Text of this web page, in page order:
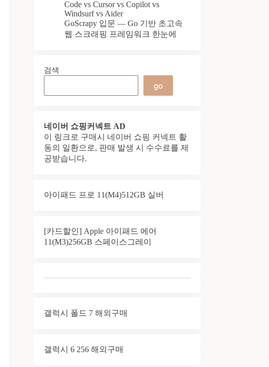
Code vs Cursor vs Copilot vs
Windsurf vs Aider
GoScrapy 입문 — Go 기반 초고속
웹 스크래핑 프레임워크 한눈에
검색
go
네이버 쇼핑커넥트 AD
이 링크로 구매시 네이버 쇼핑 커넥트 활
동의 일환으로, 판매 발생 시 수수료를 제
공받습니다.
아이패드 프로 11(M4)512GB 실버
[카드할인] Apple 아이패드 에어
11(M3)256GB 스페이스그레이
갤럭시 폴드 7 해외구매
갤럭시 6 256 해외구매